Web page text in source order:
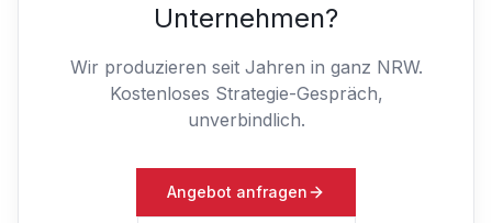
Unternehmen?
Wir produzieren seit Jahren in ganz NRW.
Kostenloses Strategie-Gespräch,
unverbindlich.
Angebot anfragen